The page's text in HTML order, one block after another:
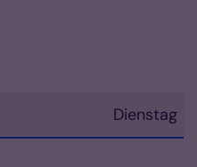
Dienstag